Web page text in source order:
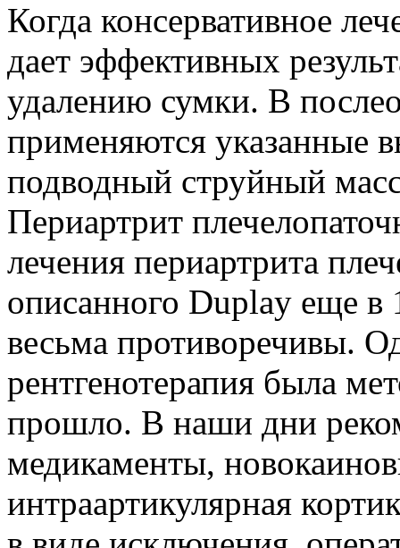
Когда консервативное
дает эффективных
удалению сумки. В
применяются указанные
подводный струйный
Периартрит
лечения периартрита
описанного Duplay еще в
весьма противоречивы.
рентгенотерапия была
прошло. В наши дни
медикаменты,
интраартикулярная